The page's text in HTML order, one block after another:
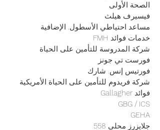
الصحة الأولى
فيسيرف هيلث
مساعد احتياطي الأسطول. الإضافية
خدمات فوائد FMH
شركة المدروسة للتأمين على الحياة
فورست تي جونز
فورتيس إنس. شارك
شركة فريدوم للتأمين على الحياة الأمريكية
فوائد Gallagher
GBG / ICS
GEHA
جلايزرز محلي 558